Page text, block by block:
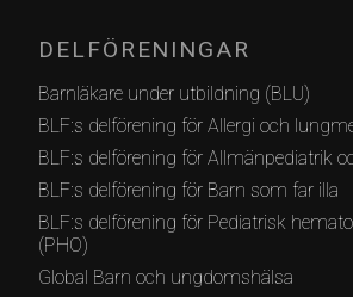
DELFÖRENINGAR
Barnläkare under utbildning (BLU)
BLF:s delförening för Allergi och
BLF:s delförening för Allmänpediatrik
BLF:s delförening för Barn som far illa
BLF:s delförening för Pediatrisk
(PHO)
Global Barn och ungdomshälsa